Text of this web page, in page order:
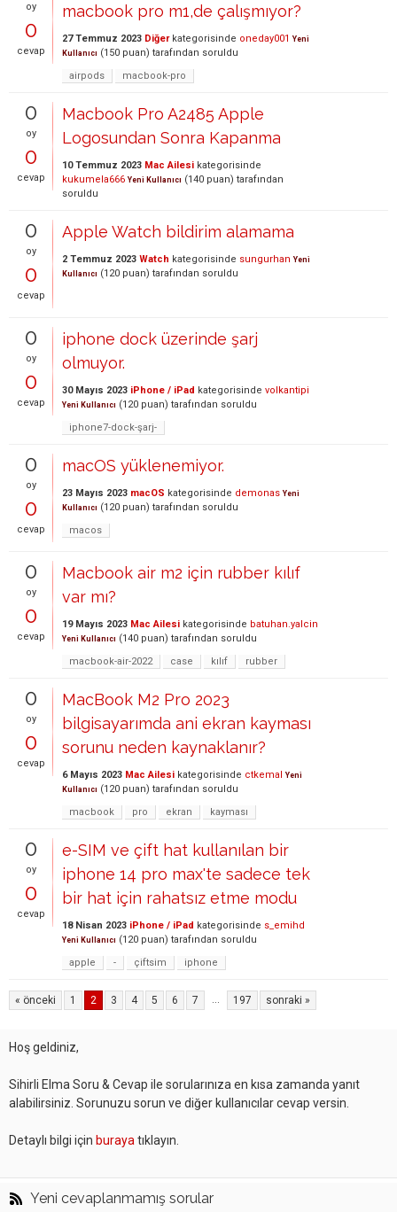
oy
0
cevap
macbook pro m1,de çalışmıyor?
27 Temmuz 2023 Diğerkategorisinde oneday001 Yeni
Kullanıcı (150 puan) tarafından soruldu
airpods
macbook-pro
0
oy
0
cevap
Macbook Pro A2485 Apple
Logosundan Sonra Kapanma
10 Temmuz 2023 Mac Ailesi kategorisinde
kukumela666 Yeni Kullanıcı (140 puan) tarafından
soruldu
0
oy
0
cevap
Apple Watch bildirim alamama
2 Temmuz 2023 Watch kategorisinde sungurhan Yeni
Kullanıcı (120 puan) tarafından soruldu
0
oy
0
cevap
iphone dock üzerinde şarj
olmuyor.
30 Mayıs 2023 iPhone / iPad kategorisinde volkantipi
Yeni Kullanıcı (120 puan) tarafından soruldu
iphone7-dock-şarj-
0
oy
0
cevap
macOS yüklenemiyor.
23 Mayıs 2023 macOS kategorisinde demonas Yeni
Kullanıcı (120 puan) tarafından soruldu
macos
0
oy
0
cevap
Macbook air m2 için rubber kılıf
var mı?
19 Mayıs 2023 Mac Ailesi kategorisinde batuhan.yalcin
Yeni Kullanıcı (140 puan) tarafından soruldu
macbook-air-2022
case kılıf rubber
0
oy
0
cevap
MacBook M2 Pro 2023
bilgisayarımda ani ekran kayması
sorunu neden kaynaklanır?
6 Mayıs 2023 Mac Ailesi kategorisinde ctkemal Yeni
Kullanıcı (120 puan) tarafından soruldu
macbook
pro ekran kayması
0
oy
0
cevap
e-SIM ve çift hat kullanılan bir
iphone 14 pro max'te sadece tek
bir hat için rahatsız etme modu
18 Nisan 2023 iPhone / iPad kategorisinde s_emihd
Yeni Kullanıcı (120 puan) tarafından soruldu
apple
- çiftsim iphone
« önceki 1 2 3 4 5 6 7 ... 197 sonraki »
Hoş geldiniz,
Sihirli Elma Soru & Cevap ile sorularınıza en kısa zamanda yanıt
alabilirsiniz. Sorunuzu sorun ve diğer kullanıcılar cevap versin.
Detaylı bilgi için buraya tıklayın.
Yeni cevaplanmamış sorular